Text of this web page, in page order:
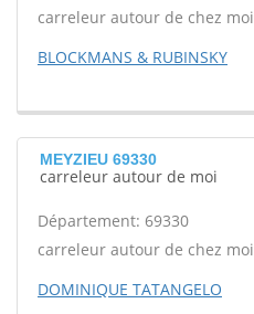
carreleur autour de chez moi
BLOCKMANS & RUBINSKY
MEYZIEU 69330
carreleur autour de moi
Département: 69330
carreleur autour de chez moi
DOMINIQUE TATANGELO